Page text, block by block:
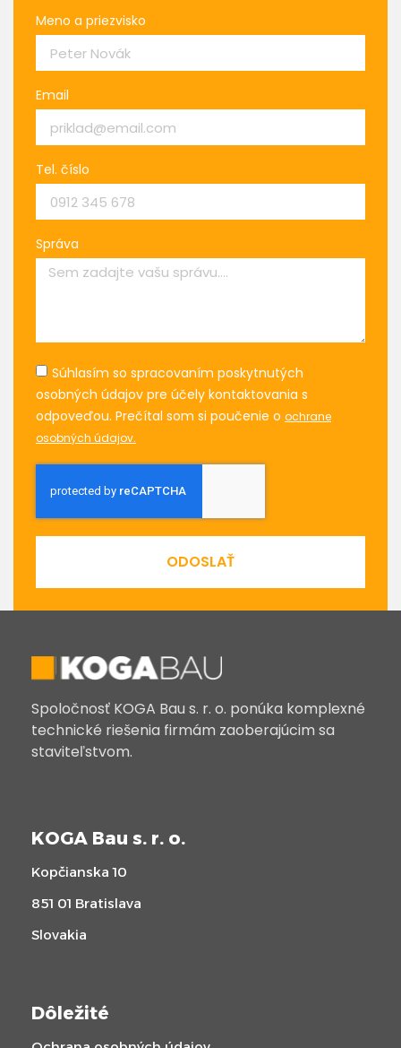
Meno a priezvisko
Email
Tel. číslo
Správa
Súhlasím so spracovaním poskytnutých
osobných údajov pre účely kontaktovania s
odpoveďou. Prečítal som si poučenie o ochrane
osobných údajov.
ODOSLAŤ
Spoločnosť KOGA Bau s. r. o. ponúka komplexné
technické riešenia firmám zaoberajúcim sa
staviteľstvom.
KOGA Bau s. r. o.
Kopčianska 10
851 01 Bratislava
Slovakia
Dôležité